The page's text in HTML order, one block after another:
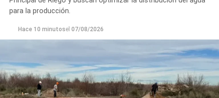
para la producción.
Hace 10 minutosel 07/08/2026